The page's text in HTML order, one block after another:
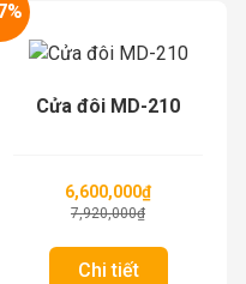
Cửa đôi MD-210
6,600,000₫
7,920,000₫
Chi tiết